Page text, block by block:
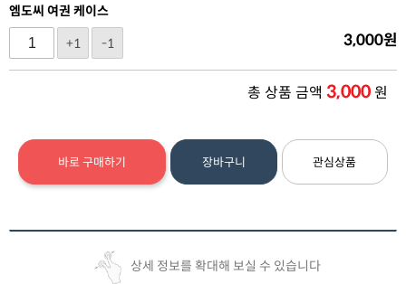
엠도씨 여권 케이스
+1
-1 3,000원
총 상품 금액 3,000원
바로 구매하기 장바구니 관심상품
상세 정보를 확대해 보실 수 있습니다